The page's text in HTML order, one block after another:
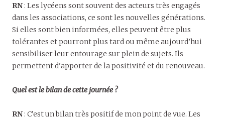
RN: Les lycéens sont souvent des acteurs très engagés
dans les associations, ce sont les nouvelles générations.
Si elles sont bien informées, elles peuvent être plus
tolérantes et pourront plus tard ou même aujourd’hui
sensibiliser leur entourage sur plein de sujets. Ils
permettent d’apporter de la positivité et du renouveau.
Quel est le bilan de cette journée ?
RN: C’est un bilan très positif de mon point de vue. Les